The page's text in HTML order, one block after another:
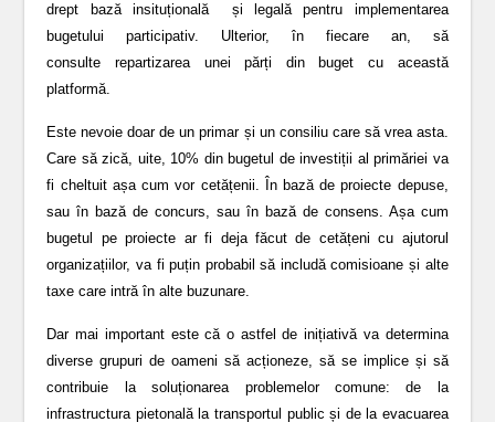
drept bază insituțională și legală pentru implementarea
bugetului participativ. Ulterior, în fiecare an, să
consulte repartizarea unei părți din buget cu această
platformă.
Este nevoie doar de un primar și un consiliu care să vrea asta.
Care să zică, uite, 10% din bugetul de investiții al primăriei va
fi cheltuit așa cum vor cetățenii. În bază de proiecte depuse,
sau în bază de concurs, sau în bază de consens. Așa cum
bugetul pe proiecte ar fi deja făcut de cetățeni cu ajutorul
organizațiilor, va fi puțin probabil să includă comisioane și alte
taxe care intră în alte buzunare.
Dar mai important este că o astfel de inițiativă va determina
diverse grupuri de oameni să acționeze, să se implice și să
contribuie la soluționarea problemelor comune: de la
infrastructura pietonală la transportul public și de la evacuarea